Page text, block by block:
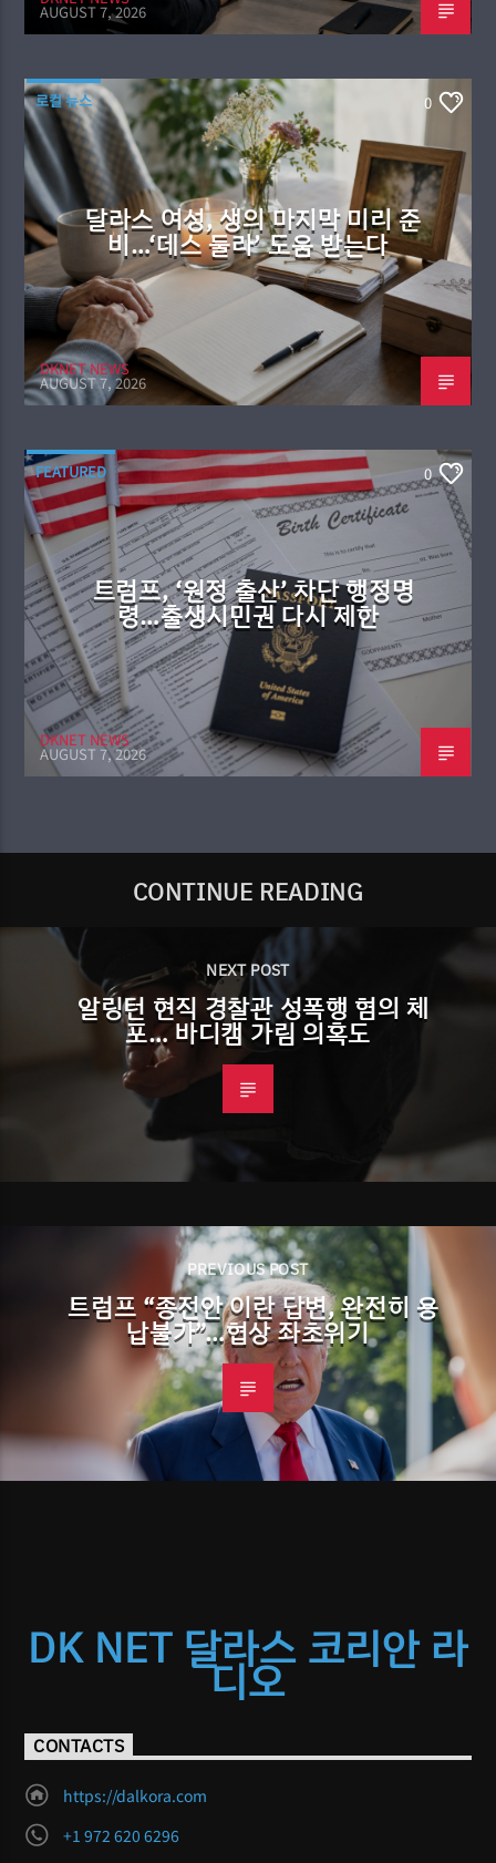
AUGUST 7, 2026
로컬 뉴스 0
달라스 여성, 생의 마지막 미리 준
비…‘데스 둘라’ 도움 받는다
DKNET NEWS
AUGUST 7, 2026
FEATURED 0
트럼프, ‘원정 출산’ 차단 행정명
령…출생시민권 다시 제한
DKNET NEWS
AUGUST 7, 2026
CONTINUE READING
NEXT POST
알링턴 현직 경찰관 성폭행 혐의 체
포… 바디캠 가림 의혹도
PREVIOUS POST
트럼프 “종전안 이란 답변, 완전히 용
납불가”…협상 좌초위기
DK NET 달라스 코리안 라
디오
CONTACTS
https://dalkora.com
+1 972 620 6296